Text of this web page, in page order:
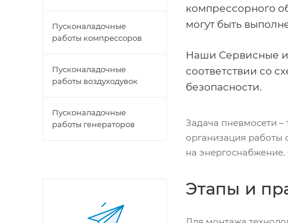
компрессорного
могут быть
Наши Сервисные
соответствии со
безопасности.
Задача пневмосети –
организация работы
на
Этапы и
Пусконаладочные
работы компрессоров
Пусконаладочные
работы воздуходувок
Пусконаладочные
работы генераторов